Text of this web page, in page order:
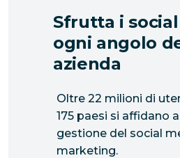
Sfrutta i
ogni angolo
azienda
Oltre 22 milioni di
175 paesi si affidano
gestione del social
marketing.